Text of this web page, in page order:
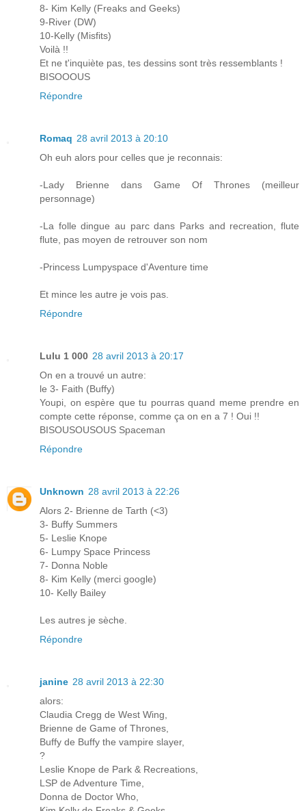
8- Kim Kelly (Freaks and Geeks)
9-River (DW)
10-Kelly (Misfits)
Voilà !!
Et ne t'inquiète pas, tes dessins sont très ressemblants !
BISOOOUS
Répondre
Romaq 28 avril 2013 à 20:10
Oh euh alors pour celles que je reconnais:
-Lady Brienne dans Game Of Thrones (meilleur
personnage)
-La folle dingue au parc dans Parks and recreation, flute
flute, pas moyen de retrouver son nom
-Princess Lumpyspace d'Aventure time
Et mince les autre je vois pas.
Répondre
Lulu 1 000 28 avril 2013 à 20:17
On en a trouvé un autre:
le 3- Faith (Buffy)
Youpi, on espère que tu pourras quand meme prendre en
compte cette réponse, comme ça on en a 7 ! Oui !!
BISOUSOUSOUS Spaceman
Répondre
Unknown 28 avril 2013 à 22:26
Alors 2- Brienne de Tarth (<3)
3- Buffy Summers
5- Leslie Knope
6- Lumpy Space Princess
7- Donna Noble
8- Kim Kelly (merci google)
10- Kelly Bailey
Les autres je sèche.
Répondre
janine 28 avril 2013 à 22:30
alors:
Claudia Cregg de West Wing,
Brienne de Game of Thrones,
Buffy de Buffy the vampire slayer,
?
Leslie Knope de Park & Recreations,
LSP de Adventure Time,
Donna de Doctor Who,